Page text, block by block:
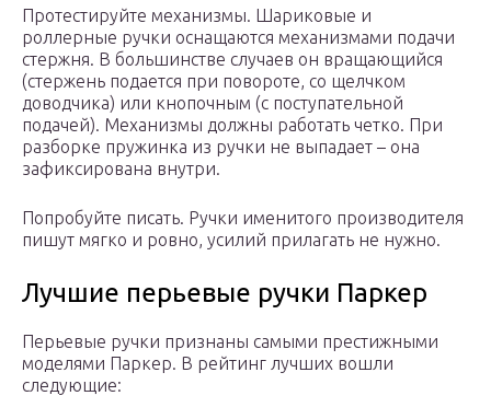
Протестируйте механизмы. Шариковые и
роллерные ручки оснащаются механизмами подачи
стержня. В большинстве случаев он вращающийся
(стержень подается при повороте, со щелчком
доводчика) или кнопочным (с поступательной
подачей). Механизмы должны работать четко. При
разборке пружинка из ручки не выпадает – она
зафиксирована внутри.
Попробуйте писать. Ручки именитого производителя
пишут мягко и ровно, усилий прилагать не нужно.
Лучшие перьевые ручки Паркер
Перьевые ручки признаны самыми престижными
моделями Паркер. В рейтинг лучших вошли
следующие: